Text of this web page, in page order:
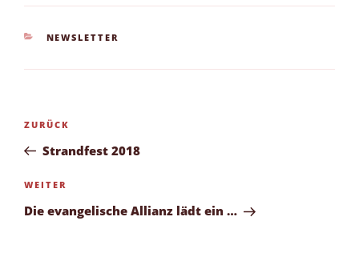
KATEGORIEN
NEWSLETTER
Beitragsnavigation
Vorheriger
Beitrag
ZURÜCK
Strandfest 2018
Nächster
Beitrag
WEITER
Die evangelische Allianz lädt ein …